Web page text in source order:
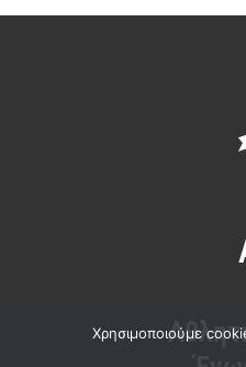
Χρησιμοποιούμε